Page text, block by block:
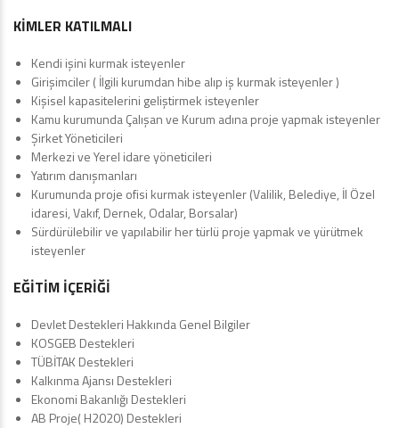
KİMLER KATILMALI
Kendi işini kurmak isteyenler
Girişimciler ( İlgili kurumdan hibe alıp iş kurmak isteyenler )
Kişisel kapasitelerini geliştirmek isteyenler
Kamu kurumunda Çalışan ve Kurum adına proje yapmak isteyenler
Şirket Yöneticileri
Merkezi ve Yerel idare yöneticileri
Yatırım danışmanları
Kurumunda proje ofisi kurmak isteyenler (Valilik, Belediye, İl Özel
idaresi, Vakıf, Dernek, Odalar, Borsalar)
Sürdürülebilir ve yapılabilir her türlü proje yapmak ve yürütmek
isteyenler
EĞİTİM İÇERİĞİ
Devlet Destekleri Hakkında Genel Bilgiler
KOSGEB Destekleri
TÜBİTAK Destekleri
Kalkınma Ajansı Destekleri
Ekonomi Bakanlığı Destekleri
AB Proje( H2020) Destekleri